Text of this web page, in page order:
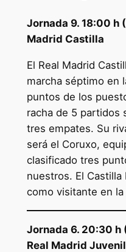
Jornada 9. 18:00 h
Madrid Castilla
El Real Madrid
marcha séptimo en
puntos de los
racha de 5 partidos
tres empates. Su
será el Coruxo,
clasificado tres
nuestros. El
como visitante en
Jornada 6. 20:30 h
Real Madrid